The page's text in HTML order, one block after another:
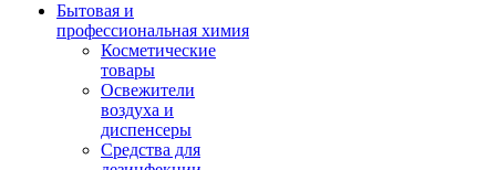
Бытовая и
профессиональная химия
Косметические
товары
Освежители
воздуха и
диспенсеры
Средства для